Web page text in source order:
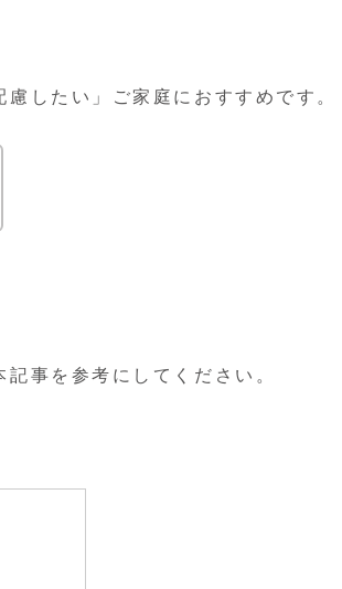
したい」ご家庭におすすめです。
事を参考にしてください。